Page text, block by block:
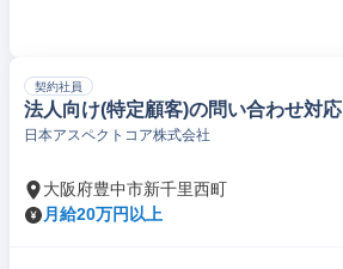
契約社員
法人向け(特定顧客)の問い合わせ対応
日本アスペクトコア株式会社
大阪府豊中市新千里西町
月給20万円以上